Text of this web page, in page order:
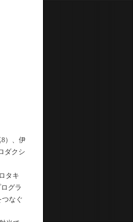
）、伊
ダクシ
タキ
グラ
つなぐ